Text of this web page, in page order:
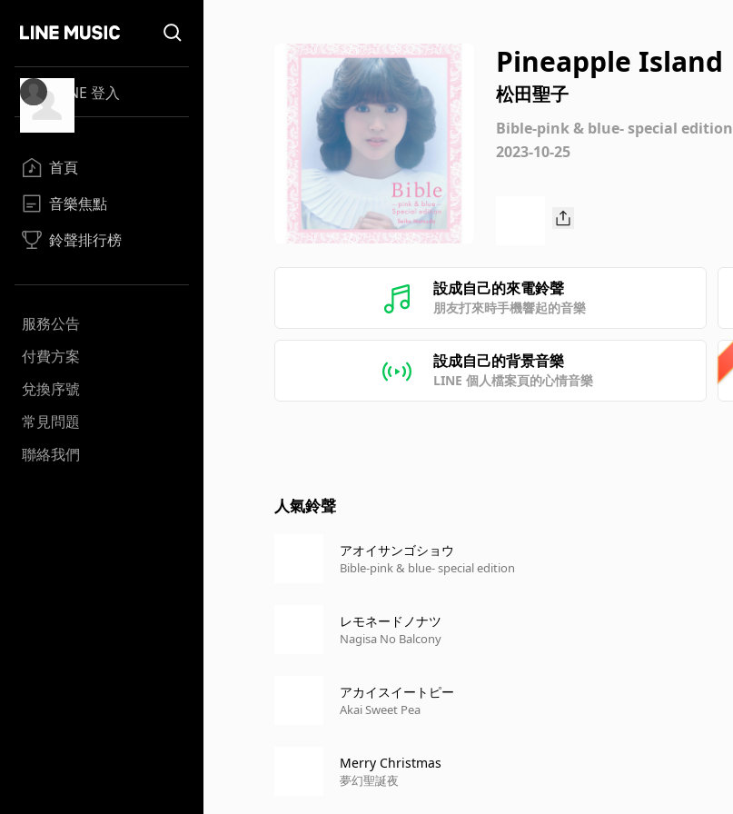
LINE 登入
首頁
音樂焦點
鈴聲排行榜
服務公告
付費方案
兌換序號
常見問題
聯絡我們
Pineapple Island
松田聖子
Bible-pink & blue- special edition
2023-10-25
設成自己的來電鈴聲
朋友打來時手機響起的音樂
設成自己的背景音樂
LINE 個人檔案頁的心情音樂
人氣鈴聲
アオイサンゴショウ
Bible-pink & blue- special edition
レモネードノナツ
Nagisa No Balcony
アカイスイートピー
Akai Sweet Pea
Merry Christmas
夢幻聖誕夜